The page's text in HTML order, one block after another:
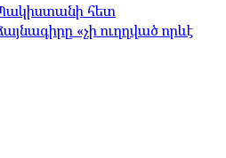
հետ
«չի ուղղված որևէ